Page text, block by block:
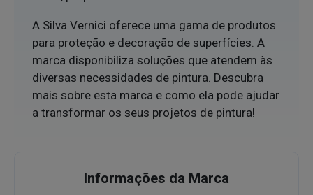
A Silva Vernici oferece uma gama de produtos
para proteção e decoração de superfícies. A
marca disponibiliza soluções que atendem às
diversas necessidades de pintura. Descubra
mais sobre esta marca e como ela pode ajudar
a transformar os seus projetos de pintura!
Informações da Marca